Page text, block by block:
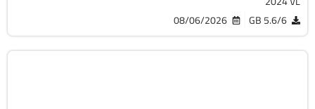
5.6/6 GB
08/06/2026